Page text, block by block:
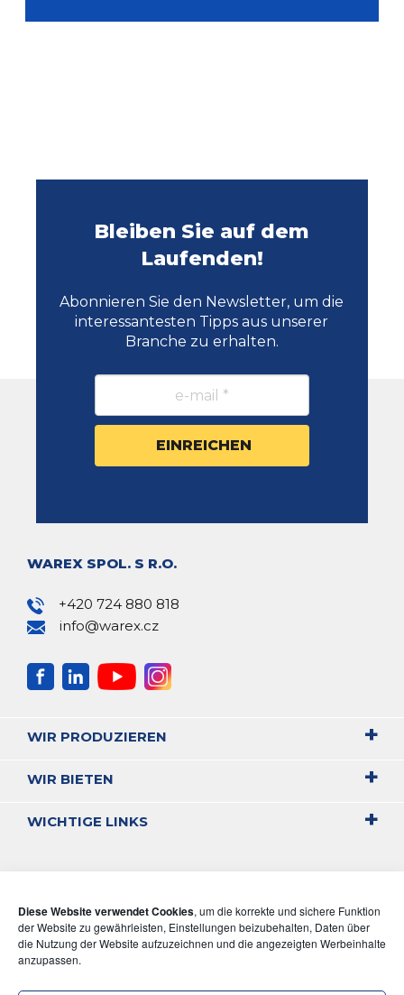
Diese Website verwendet Cookies, um die korrekte und sichere Funktion
der Website zu gewährleisten, Einstellungen beizubehalten, Daten über
die Nutzung der Website aufzuzeichnen und die angezeigten Werbeinhalte
anzupassen.
Bleiben Sie auf dem
Laufenden!
Abonnieren Sie den Newsletter, um die
interessantesten Tipps aus unserer
Branche zu erhalten.
WAREX SPOL. S R.O.
+420 724 880 818
info@warex.cz
WIR PRODUZIEREN
WIR BIETEN
WICHTIGE LINKS